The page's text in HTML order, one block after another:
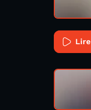
Lire